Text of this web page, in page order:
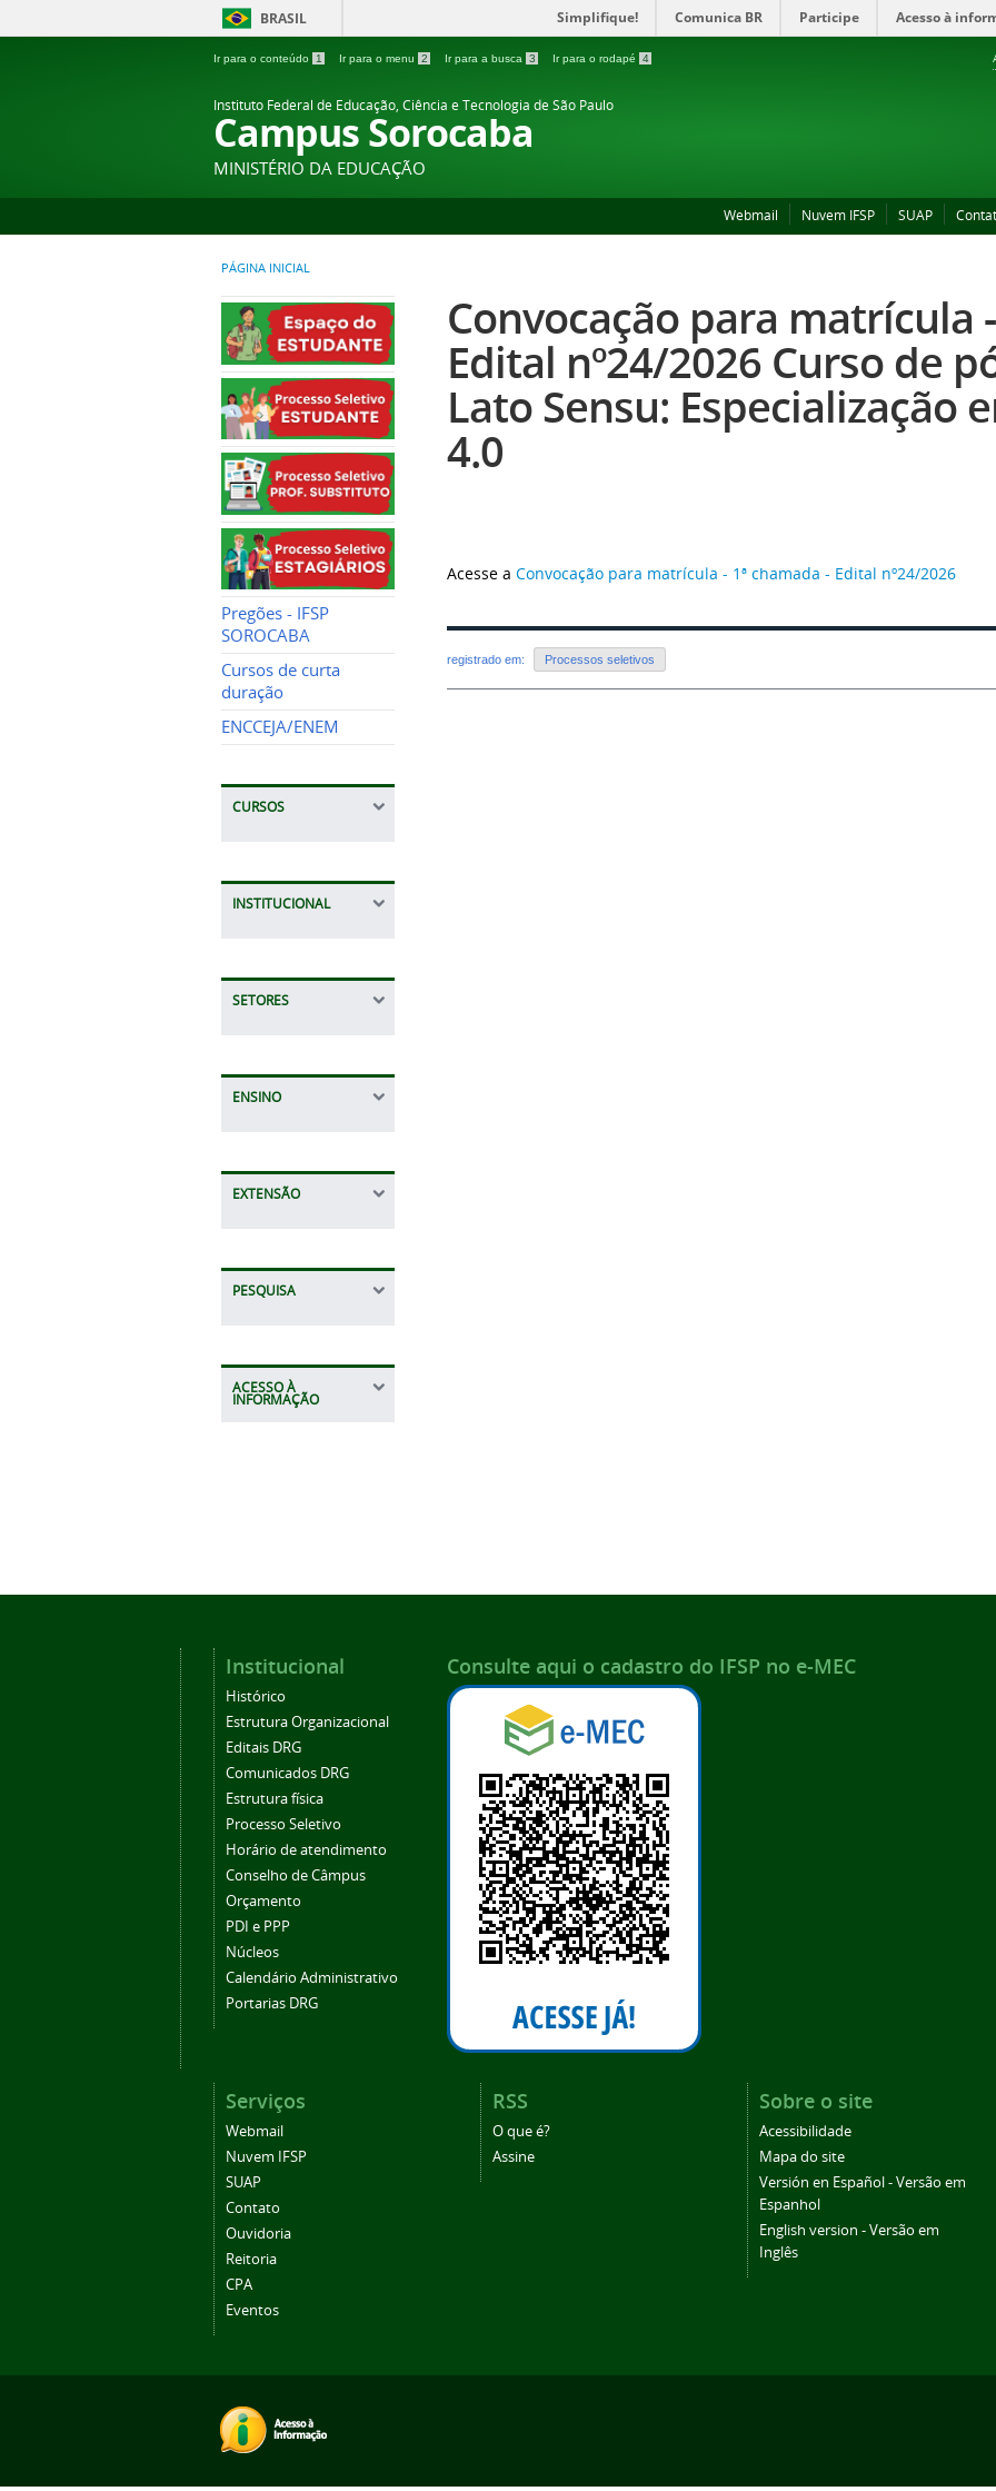
BRASIL Simplifique! Comunica BR Participe Acesso à
Ir para o conteúdo 1 Ir para o menu 2 Ir para a busca 3 Ir para o rodapé 4
Instituto Federal de Educação, Ciência e Tecnologia de São Paulo
Campus Sorocaba
MINISTÉRIO DA EDUCAÇÃO
Webmail Nuvem IFSP SUAP
PÁGINA INICIAL
Pregões - IFSP
SOROCABA
Cursos de curta
duração
ENCCEJA/ENEM
CURSOS
INSTITUCIONAL
SETORES
ENSINO
EXTENSÃO
PESQUISA
ACESSO À
INFORMAÇÃO
Convocação para matrícula
Edital nº24/2026 Curso de
Lato Sensu: Especialização
4.0
Acesse a Convocação para matrícula - 1ª chamada - Edital nº24/2026
registrado em: Processos seletivos
Institucional
Histórico
Estrutura Organizacional
Editais DRG
Comunicados DRG
Estrutura física
Processo Seletivo
Horário de atendimento
Conselho de Câmpus
Orçamento
PDI e PPP
Núcleos
Calendário Administrativo
Portarias DRG
Consulte aqui o cadastro do IFSP no e-MEC
Serviços
Webmail
Nuvem IFSP
SUAP
Contato
Ouvidoria
Reitoria
CPA
Eventos
RSS
O que é?
Assine
Sobre o site
Acessibilidade
Mapa do site
Versión en Español - Versão em
Espanhol
English version - Versão em
Inglês